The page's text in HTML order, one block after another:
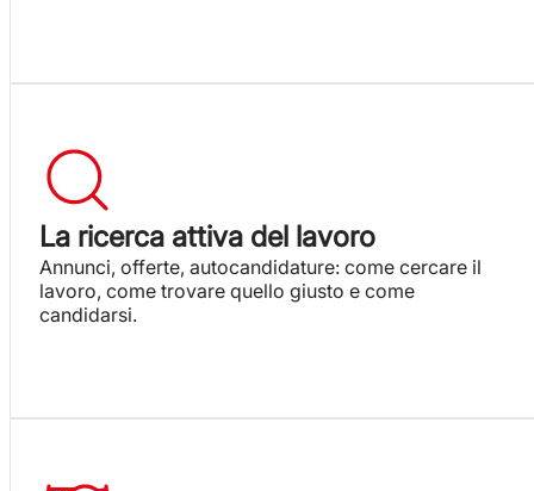
La ricerca attiva del lavoro
Annunci, offerte, autocandidature: come cercare il
lavoro, come trovare quello giusto e come
candidarsi.